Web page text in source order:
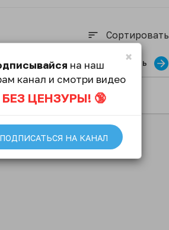
sort Сортировать
Опубликовать
×
на наш
канал и смотри видео
БЕЗ ЦЕНЗУРЫ! 🔞
ПОДПИСАТЬСЯ НА КАНАЛ